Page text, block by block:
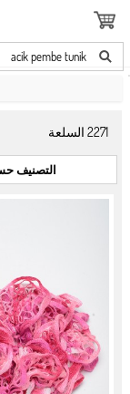
acik pembe tunik
2271السلعة
التصنيف